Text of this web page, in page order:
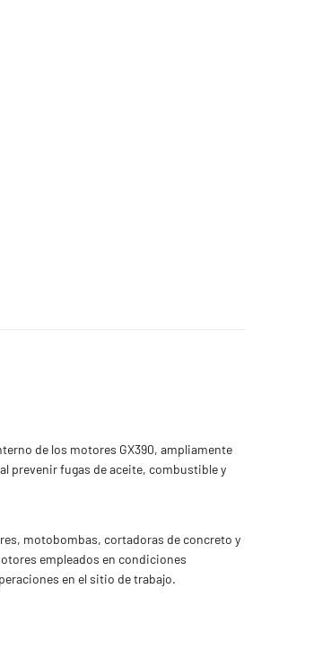
de los motores GX390, ampliamente
prevenir fugas de aceite, combustible y
motobombas, cortadoras de concreto y
empleados en condiciones
en el sitio de trabajo.